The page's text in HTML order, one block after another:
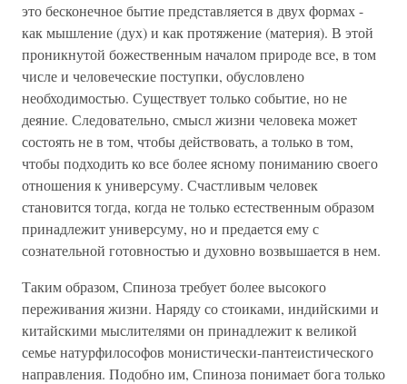
это бесконечное бытие представляется в двух формах -
как мышление (дух) и как протяжение (материя). В этой
проникнутой божественным началом природе все, в том
числе и человеческие поступки, обусловлено
необходимостью. Существует только событие, но не
деяние. Следовательно, смысл жизни человека может
состоять не в том, чтобы действовать, а только в том,
чтобы подходить ко все более ясному пониманию своего
отношения к универсуму. Счастливым человек
становится тогда, когда не только естественным образом
принадлежит универсуму, но и предается ему с
сознательной готовностью и духовно возвышается в нем.
Таким образом, Спиноза требует более высокого
переживания жизни. Наряду со стоиками, индийскими и
китайскими мыслителями он принадлежит к великой
семье натурфилософов монистически-пантеистического
направления. Подобно им, Спиноза понимает бога только